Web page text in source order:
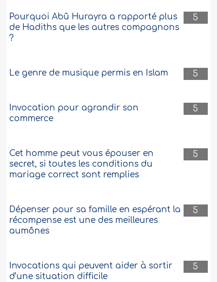
5
Pourquoi Abû Hurayra a rapporté plus
de Hadiths que les autres compagnons
?
5
Le genre de musique permis en Islam
5
Invocation pour agrandir son
commerce
5
Cet homme peut vous épouser en
secret, si toutes les conditions du
mariage correct sont remplies
5
Dépenser pour sa famille en espérant la
récompense est une des meilleures
aumônes
5
Invocations qui peuvent aider à sortir
d’une situation difficile